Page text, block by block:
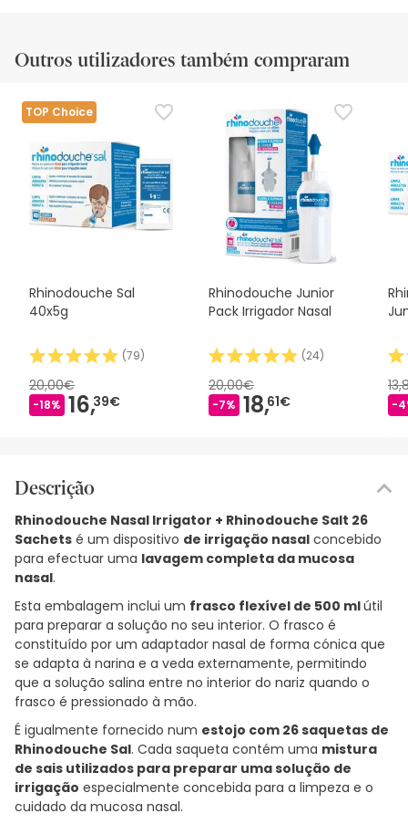
Outros utilizadores também compraram
TOP Choice
Rhinodouche Sal
40x5g
(79)
20,00€
-18% 16,39€
Rhinodouche Junior
Pack Irrigador Nasal
(24)
20,00€
-7% 18,61€ -
Descrição
Rhinodouche Nasal Irrigator + Rhinodouche Salt 26
Sachets é um dispositivo de irrigação nasal concebido
para efectuar uma lavagem completa da mucosa
nasal.
Esta embalagem inclui um frasco flexível de 500 mlútil
para preparar a solução no seu interior. O frasco é
constituído por um adaptador nasal de forma cónica que
se adapta à narina e a veda externamente, permitindo
que a solução salina entre no interior do nariz quando o
frasco é pressionado à mão.
É igualmente fornecido num estojo com 26 saquetas de
Rhinodouche Sal. Cada saqueta contém uma mistura
de sais utilizados para preparar uma solução de
irrigação especialmente concebida para a limpeza e o
cuidado da mucosa nasal.